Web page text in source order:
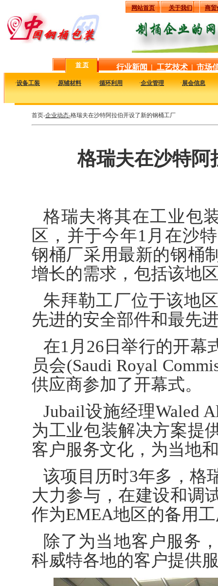
网站首页 关于我们 商贸
首 页 行业新闻 | 工艺技术 | 市场
·设备工装 ·原辅材料 ·循环利用 ·企业管理 ·展会信息
首页-企业动态-格瑞夫在沙特阿拉伯开设了新的钢桶工厂
格瑞夫在沙特阿
格瑞夫将其在工业包
区，并于今年1月在沙
钢桶厂采用最新的钢桶
增长的需求，包括该地
朱拜勒工厂位于该地
先进的安全部件和最先
在1月26日举行的开幕
员会(Saudi Royal
供应商参加了开幕式。
Jubail设施经理Waled
为工业包装解决方案提
客户服务文化，为当地
该项目历时3年多，格
大力参与，在建设和调
作为EMEA地区的备用
除了为当地客户服务
科威特各地的客户提供